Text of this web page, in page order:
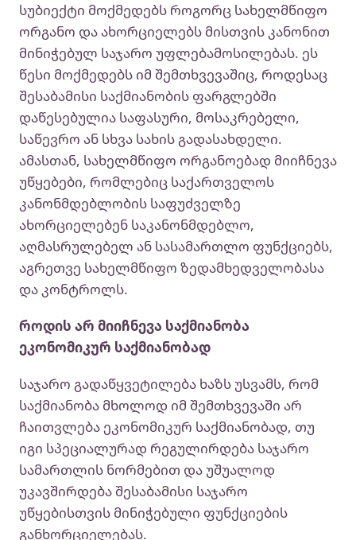
სუბიექტი მოქმედებს როგორც სახელმწიფო
ორგანო და ახორციელებს მისთვის კანონით
მინიჭებულ საჯარო უფლებამოსილებას. ეს
წესი მოქმედებს იმ შემთხვევაშიც, როდესაც
შესაბამისი საქმიანობის ფარგლებში
დაწესებულია საფასური, მოსაკრებელი,
საწევრო ან სხვა სახის გადასახდელი.
ამასთან, სახელმწიფო ორგანოებად მიიჩნევა
უწყებები, რომლებიც საქართველოს
კანონმდებლობის საფუძველზე
ახორციელებენ საკანონმდებლო,
აღმასრულებელ ან სასამართლო ფუნქციებს,
აგრეთვე სახელმწიფო ზედამხედველობასა
და კონტროლს.
როდის არ მიიჩნევა საქმიანობა
ეკონომიკურ საქმიანობად
საჯარო გადაწყვეტილება ხაზს უსვამს, რომ
საქმიანობა მხოლოდ იმ შემთხვევაში არ
ჩაითვლება ეკონომიკურ საქმიანობად, თუ
იგი სპეციალურად რეგულირდება საჯარო
სამართლის ნორმებით და უშუალოდ
უკავშირდება შესაბამისი საჯარო
უწყებისთვის მინიჭებული ფუნქციების
განხორციელებას.